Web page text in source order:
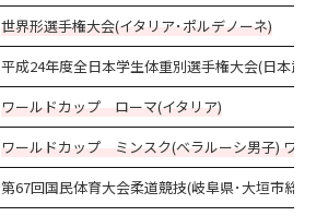
世界形選手権大会(イタリア･ポルデノーネ)
平成24年度全日本学生体重別選手権大会(日本武
ワールドカップ ローマ(イタリア)
ワールドカップ ミンスク(ベラルーシ男子) ワ
第67回国民体育大会柔道競技(岐阜県･大垣市総